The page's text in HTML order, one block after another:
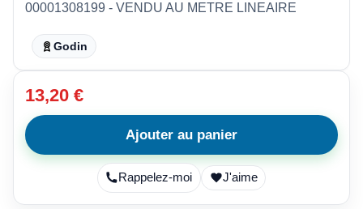
00001308199 - VENDU AU METRE LINEAIRE
Godin
13,20 €
Ajouter au panier
Rappelez-moi J'aime